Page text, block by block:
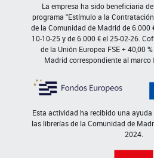
La empresa ha sido beneficiaria
programa "Estímulo a la
de la Comunidad de Madrid de 6.000
10-10-25 y de 6.000 € el 25-02-26.
de la Unión Europea FSE + 40,00
Madrid correspondiente al marco
Esta actividad ha recibido una
las librerías de la Comunidad de
2024.